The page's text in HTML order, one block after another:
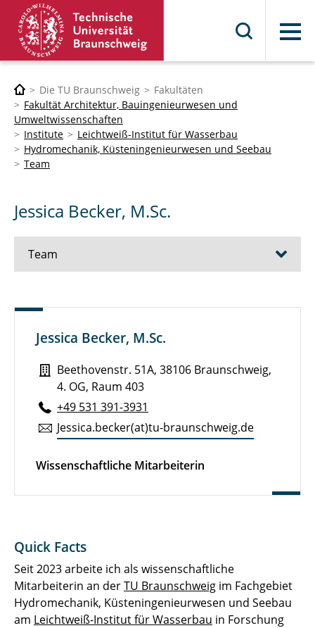
Menü
Die TU Braunschweig
Fakultäten
Fakultät Architektur, Bauingenieurwesen und
Umweltwissenschaften
Institute
Leichtweiß-Institut für Wasserbau
Hydromechanik, Küsteningenieurwesen und Seebau
Team
Jessica Becker, M.Sc.
Team
Dr.-Ing. David Schürenkamp
Dr.-Ing. C. Gabriel David
Dr.-Ing. Clemens Krautwald
Dr.-Ing. Oliver Lojek
Dr.-Ing. Constantin Schweiger
Dr. Christian Windt
Dr. Tim C. Hammer
Dipl.-Ing. Elisabeth Wewerka
Dr.-Ing. Jan Hitzegrad
Jessica Becker, M.Sc.
Beethovenstr. 51A, 38106 Braunschweig,
4. OG, Raum 403
+49 531 391-3931
Jessica.​becker(at)tu-braun­schweig.de
Wissenschaftliche Mitarbeiterin
Quick Facts
Seit 2023 arbeite ich als wissenschaftliche
Mitarbeiterin an derTU Braunschweig im Fachgebiet
Hydromechanik, Küsteningenieurwesen und Seebau
am Leichtweiß-Institut für Wasserbau in Forschung